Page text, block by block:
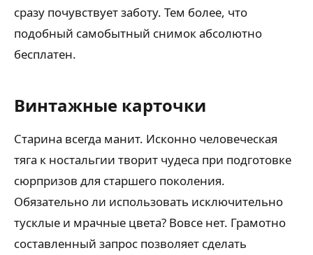
сразу почувствует заботу. Тем более, что
подобный самобытный снимок абсолютно
бесплатен.
Винтажные карточки
Старина всегда манит. Исконно человеческая
тяга к ностальгии творит чудеса при подготовке
сюрпризов для старшего поколения.
Обязательно ли использовать исключительно
тусклые и мрачные цвета? Вовсе нет. Грамотно
составленный запрос позволяет сделать